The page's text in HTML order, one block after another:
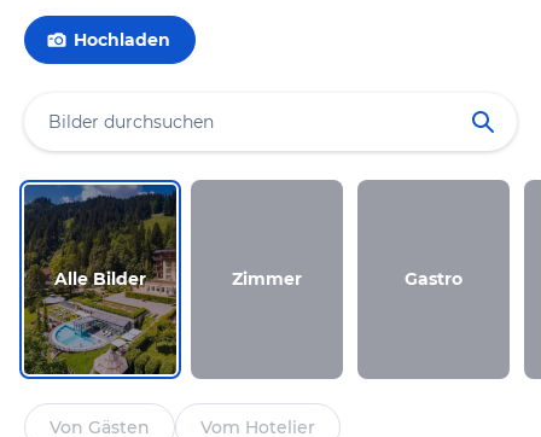
Hochladen
Alle Bilder Zimmer Gastro
Von Gästen Vom Hotelier